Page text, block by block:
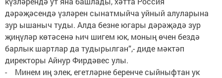
дәрәҗәсендә үзләрен сынатмыйча уйный алуларына
зур ышаныч туды. Алда безне югары дәрәҗәдә зур
җиңүләр көтәсенә һич шигем юк, моның өчен бездә
барлык шартлар да тудырылган”,- диде мәктәп
директоры Айнур Фирдәвес улы.
- Минем иң элек, егетләрне беренче сыйныфтан ук